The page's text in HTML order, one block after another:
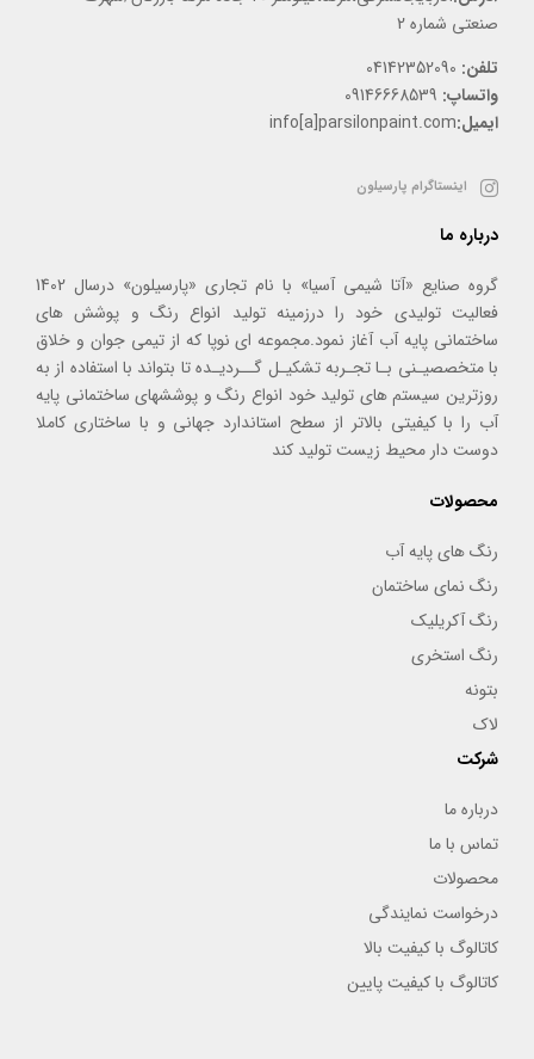
صنعتی شماره 2
تلفن:
واتساپ:
ایمیل:info[a]parsilonpaint.com
اینستاگرام پارسیلون
درباره ما
گروه صنایع «آتا شیمی آسیا» با نام تجاری «پارسیلون» درسال 1402
فعالیت تولیدی خود را درزمینه تولید انواع رنگ و پوشش های
ساختمانی پایه آب آغاز نمود.مجموعه ای نوپا که از تیمی جوان و خلاق
با متخصصیـنی بـا تجـربه تشکیـل گــردیـده تا بتواند با استفاده از به
روزترین سیستم های تولید خود انواع رنگ و پوششهای ساختمانی پایه
آب را با کیفیتی بالاتر از سطح استاندارد جهانی و با ساختاری کاملا
دوست دار محیط زیست تولید کند
محصولات
رنگ های پایه آب
رنگ نمای ساختمان
رنگ آکریلیک
رنگ استخری
بتونه
لاک
شرکت
درباره ما
تماس با ما
محصولات
درخواست نمایندگی
کاتالوگ با کیفیت بالا
کاتالوگ با کیفیت پایین